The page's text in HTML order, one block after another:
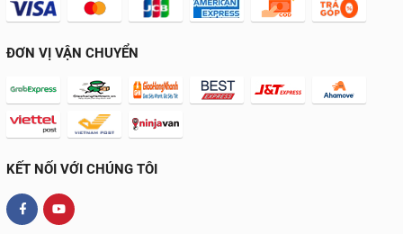
ĐƠN VỊ VẬN CHUYỂN
KẾT NỐI VỚI CHÚNG TÔI